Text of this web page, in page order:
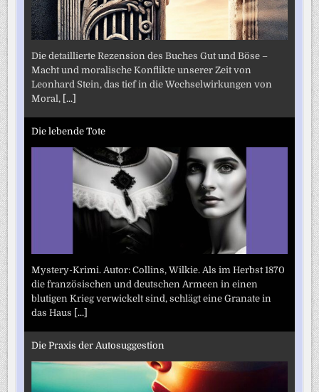
Die detaillierte Rezension des Buches Gut und Böse –
Macht und moralische Konflikte unserer Zeit von
Leonhard Stein, das tief in die Wechselwirkungen von
Moral, [...]
Die lebende Tote
Mystery-Krimi. Autor: Collins, Wilkie. Als im Herbst 1870
die französischen und deutschen Armeen in einen
blutigen Krieg verwickelt sind, schlägt eine Granate in
das Haus [...]
Die Praxis der Autosuggestion